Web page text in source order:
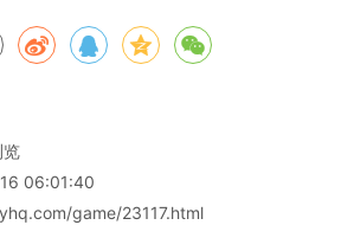
览
06:01:40
game/23117.html